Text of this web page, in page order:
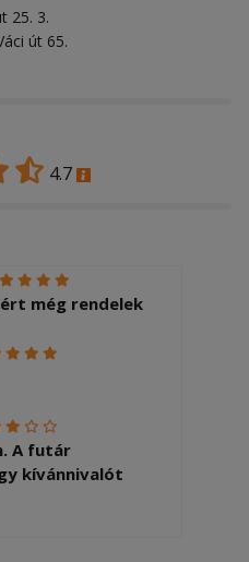
25. 3.
út 65.
4.7
még rendelek
A futár
kívánnivalót